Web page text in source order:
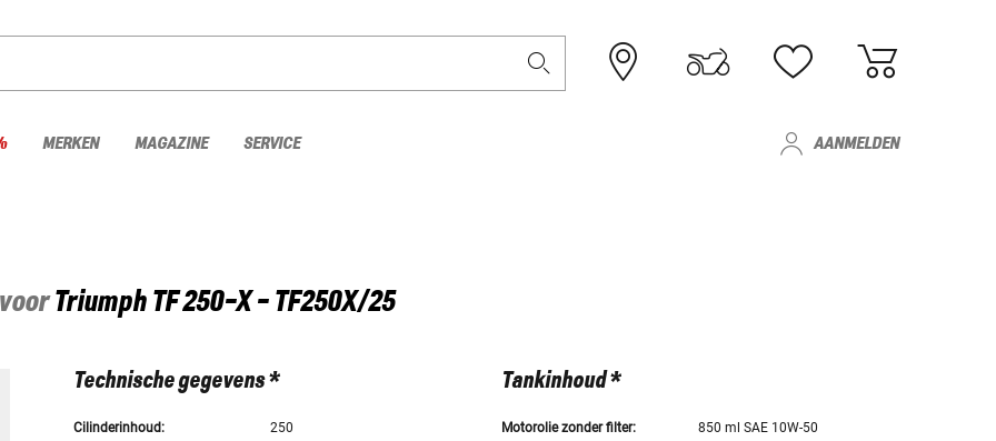
MERKEN MAGAZINE SERVICE AANMELDEN
Triumph TF 250-X - TF250X/25
Technische gegevens *
Cilinderinhoud: 250
Tankinhoud *
Motorolie zonder filter: 850 ml SAE 10W-50